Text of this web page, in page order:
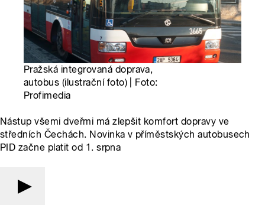
Pražská integrovaná doprava,
autobus (ilustrační foto) | Foto:
Profimedia
Nástup všemi dveřmi má zlepšit komfort dopravy ve
středních Čechách. Novinka v příměstských autobusech
PID začne platit od 1. srpna